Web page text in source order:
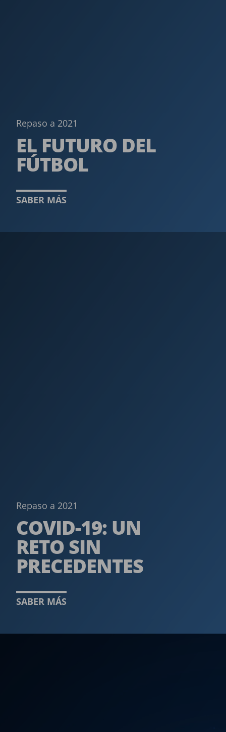
Repaso a 2021
EL FUTURO DEL
FÚTBOL­
SABER MÁS
Repaso a 2021
COVID-19: UN
RETO SIN
PRECEDENTES­
SABER MÁS